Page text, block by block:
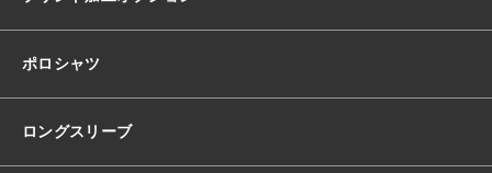
ポロシャツ
ロングスリーブ